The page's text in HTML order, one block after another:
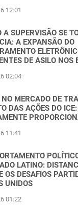
12:01
A SUPERVISÃO SE
A EXPANSÃO DO
DE ASILO NOS
02:04
NO MERCADO DE
DAS AÇÕES DO
11:41
LATINO:
OS DESAFIOS
UNIDOS
01:22